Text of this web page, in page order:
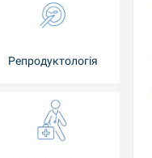
Репродуктологія